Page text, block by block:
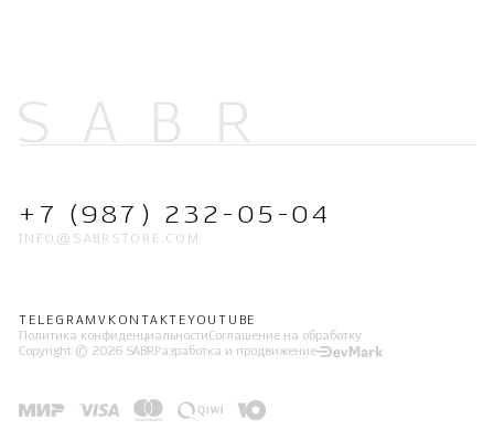
+7 (987) 232-05-04
INFO@SABRSTORE.COM
TELEGRAMVKONTAKTE YOUTUBE
Политика конфиденциальности Соглашение на обработку
Copyright © 2026 SABR Разработка и продвижение